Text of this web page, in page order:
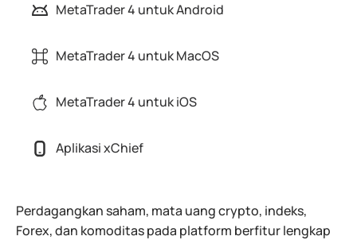
MetaTrader 4 untuk Android
MetaTrader 4 untuk MacOS
MetaTrader 4 untuk iOS
Aplikasi xChief
Perdagangkan saham, mata uang crypto, indeks,
Forex, dan komoditas pada platform berfitur lengkap